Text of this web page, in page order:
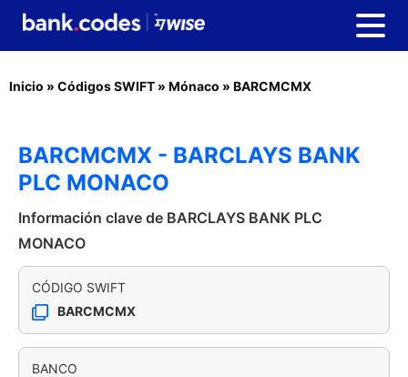
Inicio » Códigos SWIFT » Mónaco » BARCMCMX
BARCMCMX - BARCLAYS BANK
PLC MONACO
Información clave de BARCLAYS BANK PLC
MONACO
CÓDIGO SWIFT
BARCMCMX
BANCO